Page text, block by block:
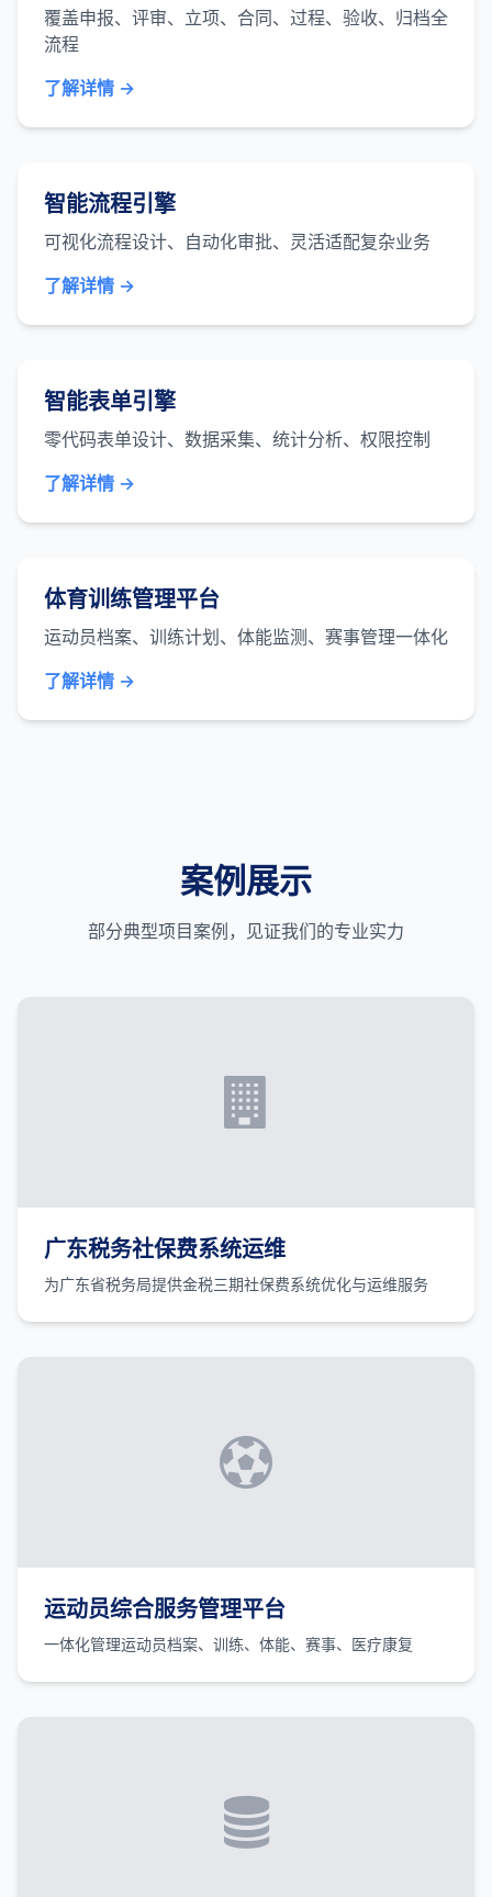
覆盖申报、评审、立项、合同、过程、验收、归档全
流程
了解详情 →
智能流程引擎
可视化流程设计、自动化审批、灵活适配复杂业务
了解详情 →
智能表单引擎
零代码表单设计、数据采集、统计分析、权限控制
了解详情 →
体育训练管理平台
运动员档案、训练计划、体能监测、赛事管理一体化
了解详情 →
案例展示
部分典型项目案例，见证我们的专业实力
广东税务社保费系统运维
为广东省税务局提供金税三期社保费系统优化与运维服务
运动员综合服务管理平台
一体化管理运动员档案、训练、体能、赛事、医疗康复